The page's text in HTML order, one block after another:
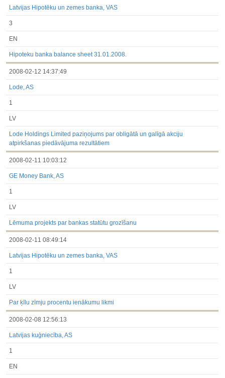
Latvijas Hipotēku un zemes banka, VAS
3
EN
Hipoteku banka balance sheet 31.01.2008.
2008-02-12 14:37:49
Lode, AS
1
LV
Lode Holdings Limited paziņojums par obligātā un galīgā akciju
atpirkšanas piedāvājuma rezultātiem
2008-02-11 10:03:12
GE Money Bank, AS
1
LV
Lēmuma projekts par bankas statūtu grozīšanu
2008-02-11 08:49:14
Latvijas Hipotēku un zemes banka, VAS
1
LV
Par ķīlu zīmju procentu ienākumu likmi
2008-02-08 12:56:13
Latvijas kuģniecība, AS
1
EN